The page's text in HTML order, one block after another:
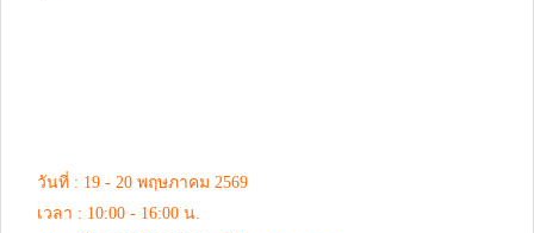
วันที่ : 19 - 20 พฤษภาคม 2569
เวลา : 10:00 - 16:00 น.